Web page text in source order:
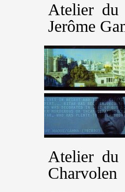
Atelier
Jerôme
Atelier du
Charvolen